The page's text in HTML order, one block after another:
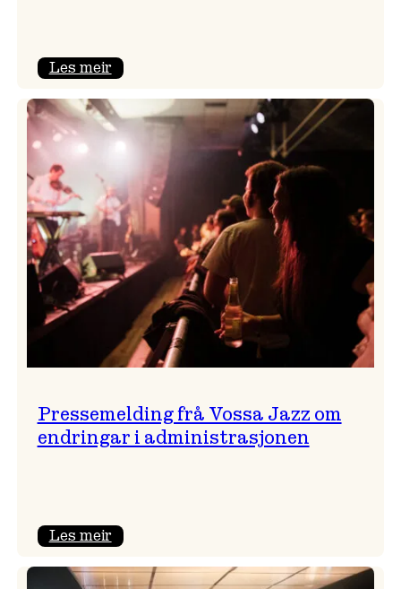
Les meir:
Jazz
søkjer
Pressemelding frå Vossa Jazz om
endringar i administrasjonen
Les meir:
frå